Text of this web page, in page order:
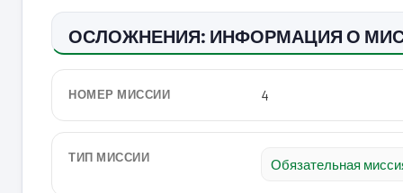
ОСЛОЖНЕНИЯ: ИНФОРМАЦИЯ О
НОМЕР МИССИИ 4
ТИП МИССИИ Обязательная